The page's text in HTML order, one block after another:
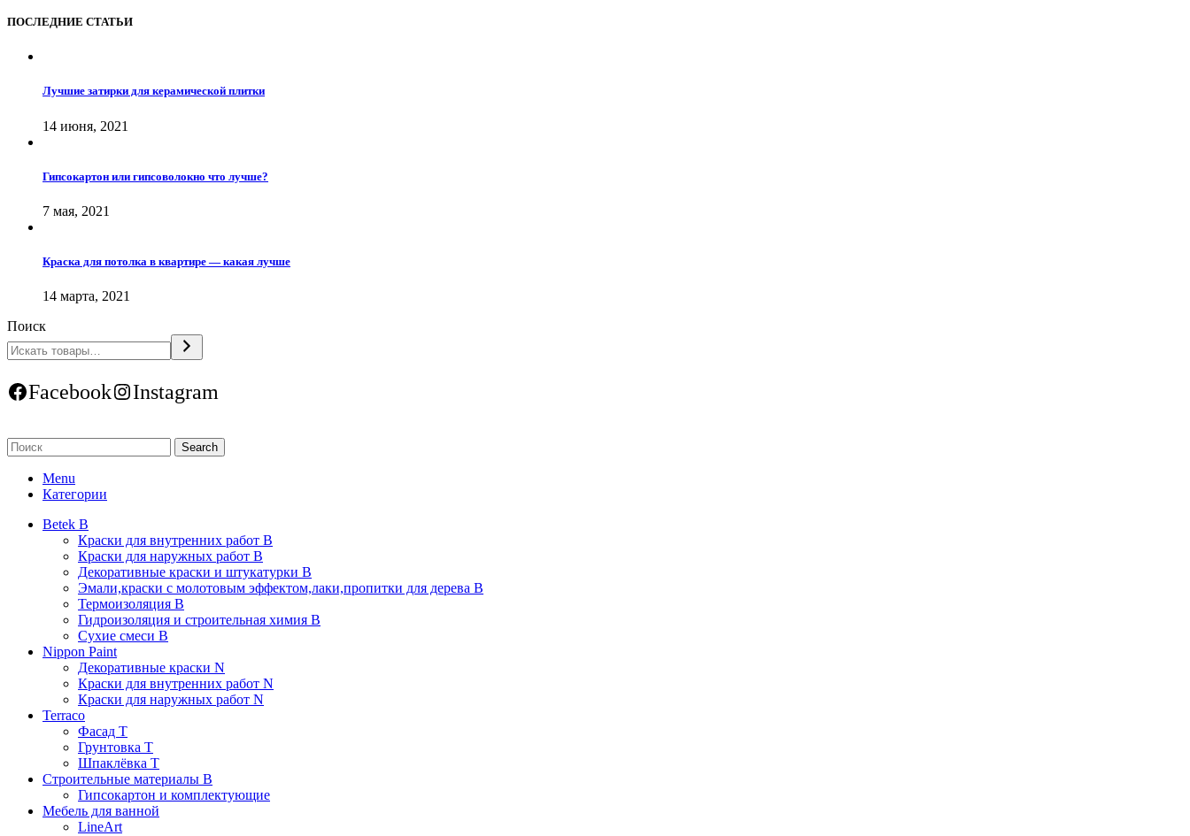
ПОСЛЕДНИЕ СТАТЬИ
Лучшие затирки для керамической плитки
14 июня, 2021
Гипсокартон или гипсоволокно что лучше?
7 мая, 2021
Краска для потолка в квартире — какая лучше
14 марта, 2021
Поиск
Facebook Instagram
Search
Menu
Категории
Betek B
Краски для внутренних работ B
Краски для наружных работ B
Декоративные краски и штукатурки В
Эмали,краски с молотовым эффектом,лаки,пропитки для дерева В
Термоизоляция В
Гидроизоляция и строительная химия В
Сухие смеси B
Nippon Paint
Декоративные краски N
Краски для внутренних работ N
Краски для наружных работ N
Terraco
Фасад Т
Грунтовка T
Шпаклёвка T
Строительные материалы В
Гипсокартон и комплектующие
Мебель для ванной
LineArt